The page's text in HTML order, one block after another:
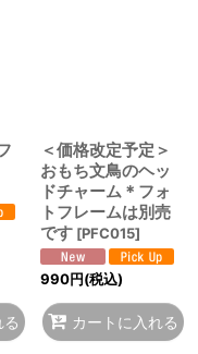
＜価格改定予定＞
おもち文鳥のヘッ
ドチャーム＊フォ
トフレームは別売
です [PFC015]
990円(税込)
カートに入れる